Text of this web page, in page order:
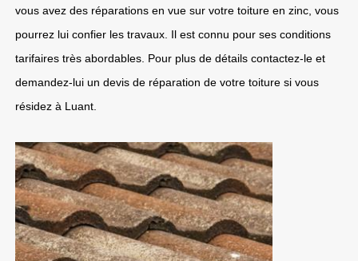
vous avez des réparations en vue sur votre toiture en zinc, vous
pourrez lui confier les travaux. Il est connu pour ses conditions
tarifaires très abordables. Pour plus de détails contactez-le et
demandez-lui un devis de réparation de votre toiture si vous
résidez à Luant.